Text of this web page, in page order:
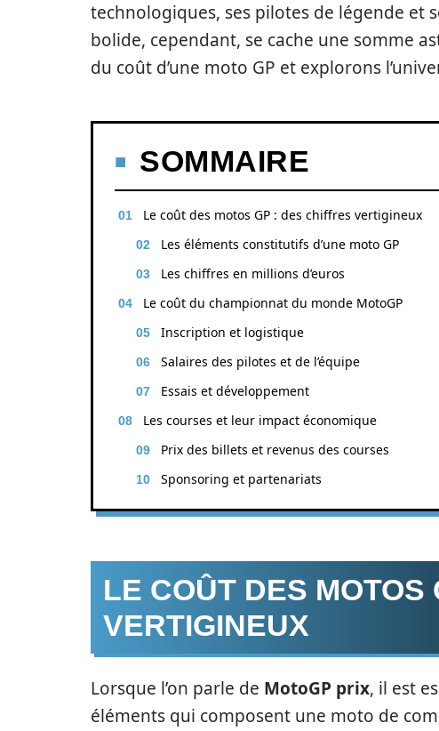
technologiques, ses pilotes de légende et
bolide, cependant, se cache une somme
du coût d’une moto GP et explorons
SOMMAIRE
Le coût des motos GP : des chiffres vertigineux
Les éléments constitutifs d’une moto GP
Les chiffres en millions d’euros
Le coût du championnat du monde MotoGP
Inscription et logistique
Salaires des pilotes et de l’équipe
Essais et développement
Les courses et leur impact économique
Prix des billets et revenus des courses
Sponsoring et partenariats
LE COÛT DES MOTOS
VERTIGINEUX
Lorsque l’on parle de MotoGP prix, il est
éléments qui composent une moto de